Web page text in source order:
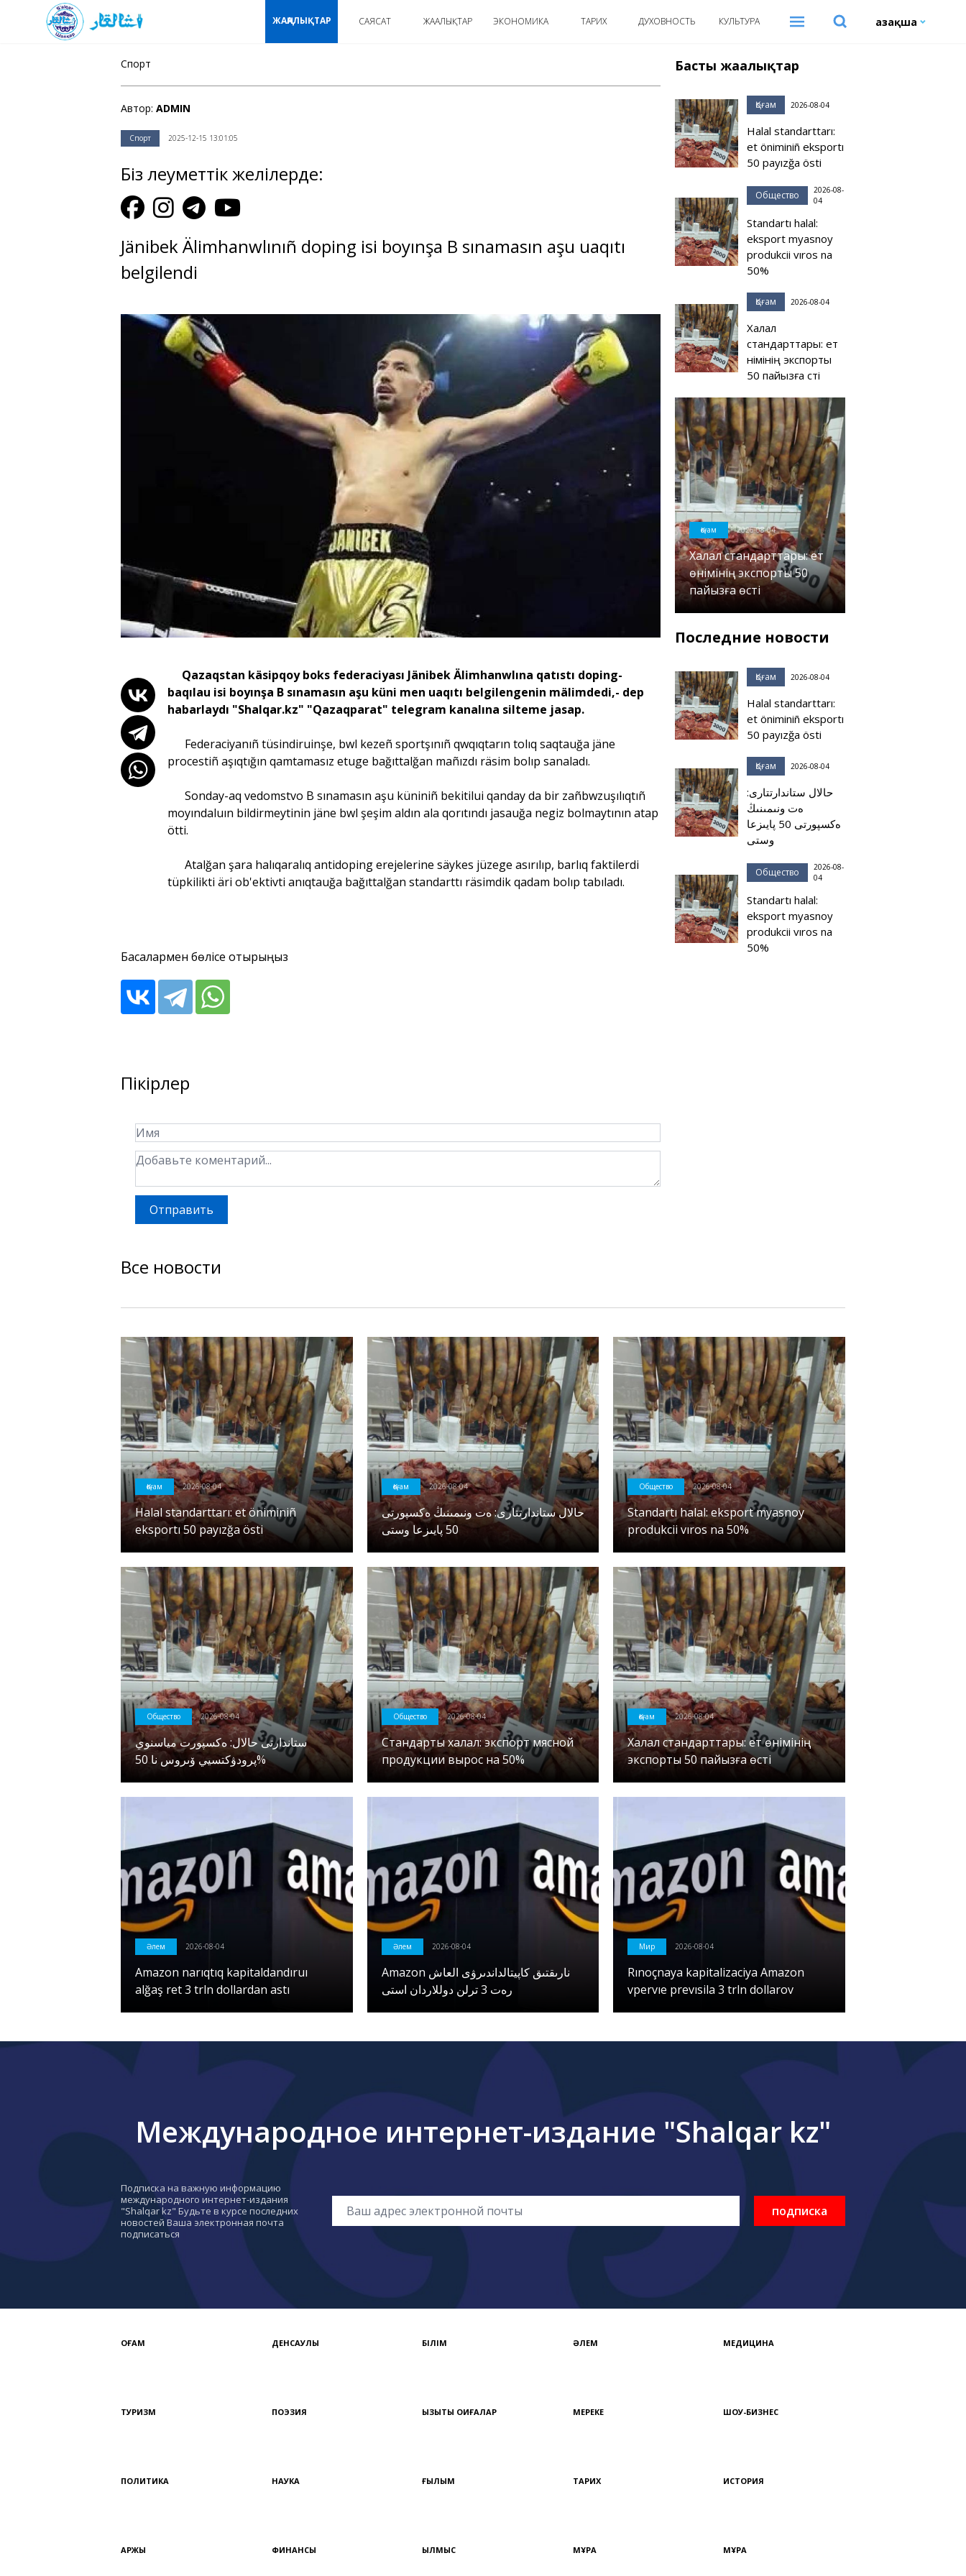
ЖАҢАЛЫҚТАР САЯСАТ ЖАҢАЛЫҚТАР ЭКОНОМИКА ТАРИХ ДУХОВНОСТЬ КУЛЬТУРА Қазақша
Спорт
Автор: ADMIN
Спорт 2025-12-15 13:01:05
Біз әлеуметтік желілерде:
Jänibek Älimhanwlınıñ doping isi boyınşa B sınamasın aşu uaqıtı
belgilendi
Qazaqstan käsipqoy boks federaciyası Jänibek Älimhanwlına qatıstı doping-
baqılau isi boyınşa B sınamasın aşu küni men uaqıtı belgilengenin mälimdedi,- dep
habarlaydı "Shalqar.kz" "Qazaqparat" telegram kanalına silteme jasap.
Federaciyanıñ tüsindiruinşe, bwl kezeñ sportşınıñ qwqıqtarın tolıq saqtauğa jäne
procestiñ aşıqtığın qamtamasız etuge bağıttalğan mañızdı räsim bolıp sanaladı.
Sonday-aq vedomstvo B sınamasın aşu küniniñ bekitilui qanday da bir zañbwzuşılıqtıñ
moyındaluın bildirmeytinin jäne bwl şeşim aldın ala qorıtındı jasauğa negiz bolmaytının atap
ötti.
Atalğan şara halıqaralıq antidoping erejelerine säykes jüzege asırılıp, barlıq faktilerdi
tüpkilikti äri ob'ektivti anıqtauğa bağıttalğan standarttı räsimdik qadam bolıp tabıladı.
Басқалармен бөлісе отырыңыз
Пікірлер
Отправить
Басты жаңалықтар
Қоғам 2026-08-04
Halal standarttarı:
et öniminiñ eksportı
50 payızğa östi
Общество
2026-08-
04
Standartı halal:
eksport myasnoy
produkcii vıros na
50%
Қоғам 2026-08-04
Халал
стандарттары: ет
өнімінің экспорты
50 пайызға өсті
Қоғам 2026-08-04
Халал стандарттары: ет
өнімінің экспорты 50
пайызға өсті
Последние новости
Қоғам 2026-08-04
Halal standarttarı:
et öniminiñ eksportı
50 payızğa östi
Қоғам 2026-08-04
حالال ستاندارتتارى:
ەت ونىمىنىڭ
ەكسپورتى 50 پايىزعا
وستى
Общество
2026-08-
04
Standartı halal:
eksport myasnoy
produkcii vıros na
50%
Все новости
Қоғам 2026-08-04
Halal standarttarı: et öniminiñ
eksportı 50 payızğa östi
Қоғам 2026-08-04
حالال ستاندارتتارى: ەت ونىمىنىڭ ەكسپورتى
50 پايىزعا وستى
Общество 2026-08-04
Standartı halal: eksport myasnoy
produkcii vıros na 50%
Общество 2026-08-04
ستاندارتى حالال: ەكسپورت مياسنوي
پرودۋكتسيي ۆىروس نا 50%
Общество 2026-08-04
Стандарты халал: экспорт мясной
продукции вырос на 50%
Қоғам 2026-08-04
Халал стандарттары: ет өнімінің
экспорты 50 пайызға өсті
Әлем 2026-08-04
Amazon narıqtıq kapitaldandıruı
alğaş ret 3 trln dollardan astı
Әлем 2026-08-04
Amazon نارىقتىق كاپيتالداندىرۋى العاش
رەت 3 ترلن دوللاردان استى
Мир 2026-08-04
Rınoçnaya kapitalizaciya Amazon
vpervıe prevısila 3 trln dollarov
Международное интернет-издание "Shalqar kz"
Подписка на важную информацию
международного интернет-издания
"Shalqar kz" Будьте в курсе последних
новостей Ваша электронная почта
подписаться
подписка
ҚОҒАМ ДЕНСАУЛЫҚ БІЛІМ ӘЛЕМ МЕДИЦИНА
ТУРИЗМ ПОЭЗИЯ ҚЫЗЫҚТЫ ОҚИҒАЛАР МЕРЕКЕ ШОУ-БИЗНЕС
ПОЛИТИКА НАУКА ҒЫЛЫМ ТАРИХ ИСТОРИЯ
ҚАРЖЫ ФИНАНСЫ ҚЫЛМЫС МҰРА МҰРА